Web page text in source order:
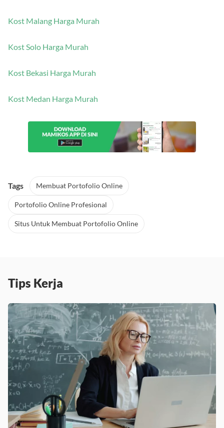
Kost Malang Harga Murah
Kost Solo Harga Murah
Kost Bekasi Harga Murah
Kost Medan Harga Murah
Tags Membuat Portofolio Online
Portofolio Online Profesional
Situs Untuk Membuat Portofolio Online
Tips Kerja